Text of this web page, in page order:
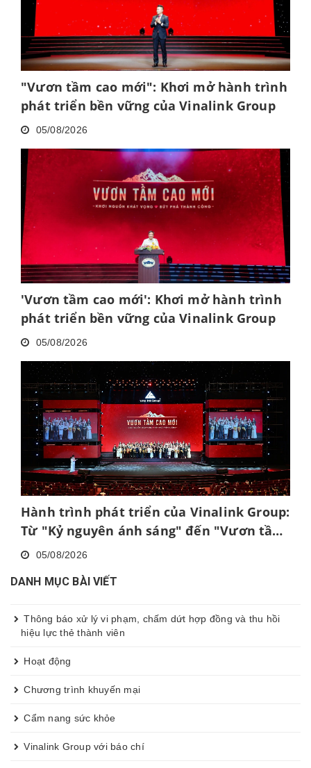
"Vươn tầm cao mới": Khơi mở hành trình
phát triển bền vững của Vinalink Group
05/08/2026
'Vươn tầm cao mới': Khơi mở hành trình
phát triển bền vững của Vinalink Group
05/08/2026
Hành trình phát triển của Vinalink Group:
Từ "Kỷ nguyên ánh sáng" đến "Vươn tầm
cao mới"
05/08/2026
DANH MỤC BÀI VIẾT
Thông báo xử lý vi phạm, chấm dứt hợp đồng và thu hồi
hiệu lực thẻ thành viên
Hoạt động
Chương trình khuyến mại
Cẩm nang sức khỏe
Vinalink Group với báo chí